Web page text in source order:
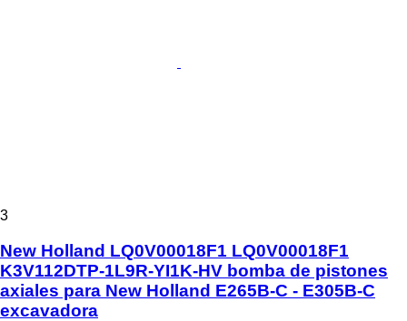
3
New Holland LQ0V00018F1 LQ0V00018F1
K3V112DTP-1L9R-YI1K-HV bomba de pistones
axiales para New Holland E265B-C - E305B-C
excavadora